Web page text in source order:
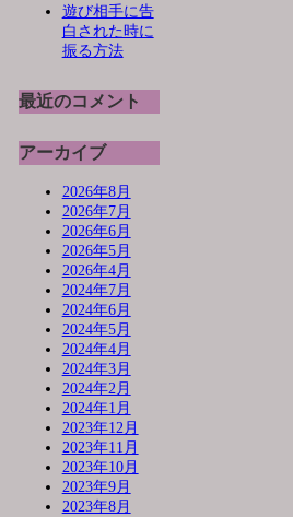
遊び相手に告
白された時に
振る方法
最近のコメント
アーカイブ
2026年8月
2026年7月
2026年6月
2026年5月
2026年4月
2024年7月
2024年6月
2024年5月
2024年4月
2024年3月
2024年2月
2024年1月
2023年12月
2023年11月
2023年10月
2023年9月
2023年8月